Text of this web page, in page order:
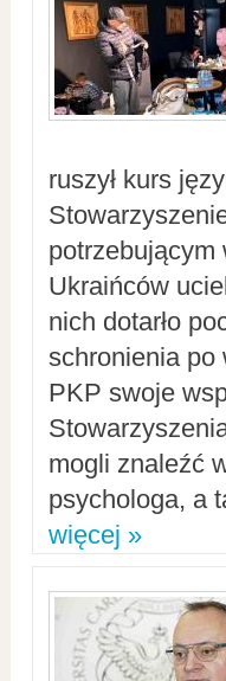
ruszył kurs
potrzebującym
Ukraińców
nich dotarło
schronienia po
PKP swoje
mogli znaleźć
psychologa, a
więcej »